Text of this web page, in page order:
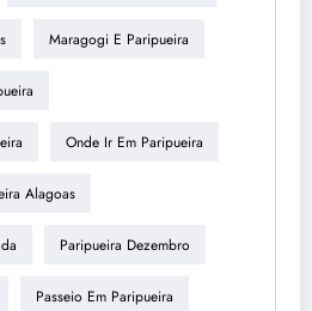
Maragogi E Paripueira
Onde Ir Em Paripueira
Alagoas
Paripueira Dezembro
Passeio Em Paripueira